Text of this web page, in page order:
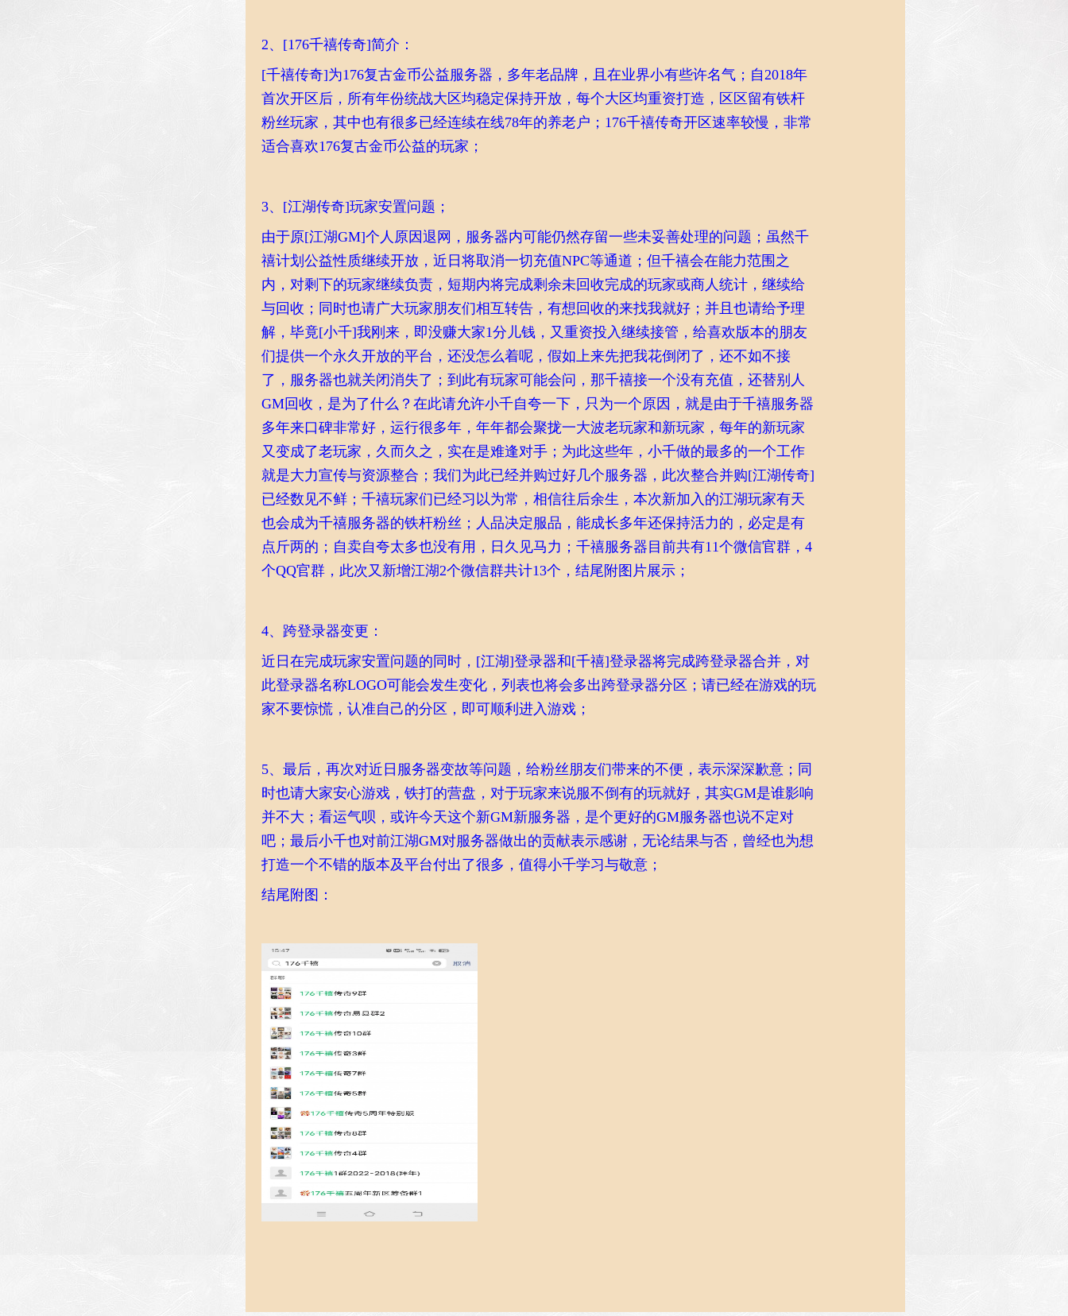
2、[176千禧传奇]简介：
[千禧传奇]为176复古金币公益服务器，多年老品牌，且在业界小有些许名气；自2018年
首次开区后，所有年份统战大区均稳定保持开放，每个大区均重资打造，区区留有铁杆
粉丝玩家，其中也有很多已经连续在线78年的养老户；176千禧传奇开区速率较慢，非常
适合喜欢176复古金币公益的玩家；
3、[江湖传奇]玩家安置问题；
由于原[江湖GM]个人原因退网，服务器内可能仍然存留一些未妥善处理的问题；虽然千
禧计划公益性质继续开放，近日将取消一切充值NPC等通道；但千禧会在能力范围之
内，对剩下的玩家继续负责，短期内将完成剩余未回收完成的玩家或商人统计，继续给
与回收；同时也请广大玩家朋友们相互转告，有想回收的来找我就好；并且也请给予理
解，毕竟[小千]我刚来，即没赚大家1分儿钱，又重资投入继续接管，给喜欢版本的朋友
们提供一个永久开放的平台，还没怎么着呢，假如上来先把我花倒闭了，还不如不接
了，服务器也就关闭消失了；到此有玩家可能会问，那千禧接一个没有充值，还替别人
GM回收，是为了什么？在此请允许小千自夸一下，只为一个原因，就是由于千禧服务器
多年来口碑非常好，运行很多年，年年都会聚拢一大波老玩家和新玩家，每年的新玩家
又变成了老玩家，久而久之，实在是难逢对手；为此这些年，小千做的最多的一个工作
就是大力宣传与资源整合；我们为此已经并购过好几个服务器，此次整合并购[江湖传奇]
已经数见不鲜；千禧玩家们已经习以为常，相信往后余生，本次新加入的江湖玩家有天
也会成为千禧服务器的铁杆粉丝；人品决定服品，能成长多年还保持活力的，必定是有
点斤两的；自卖自夸太多也没有用，日久见马力；千禧服务器目前共有11个微信官群，4
个QQ官群，此次又新增江湖2个微信群共计13个，结尾附图片展示；
4、跨登录器变更：
近日在完成玩家安置问题的同时，[江湖]登录器和[千禧]登录器将完成跨登录器合并，对
此登录器名称LOGO可能会发生变化，列表也将会多出跨登录器分区；请已经在游戏的玩
家不要惊慌，认准自己的分区，即可顺利进入游戏；
5、最后，再次对近日服务器变故等问题，给粉丝朋友们带来的不便，表示深深歉意；同
时也请大家安心游戏，铁打的营盘，对于玩家来说服不倒有的玩就好，其实GM是谁影响
并不大；看运气呗，或许今天这个新GM新服务器，是个更好的GM服务器也说不定对
吧；最后小千也对前江湖GM对服务器做出的贡献表示感谢，无论结果与否，曾经也为想
打造一个不错的版本及平台付出了很多，值得小千学习与敬意；
结尾附图：